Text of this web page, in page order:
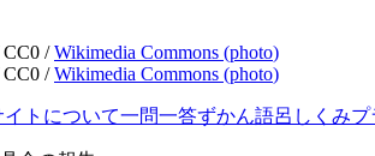
CC0 / Wikimedia Commons (photo)
CC0 / Wikimedia Commons (photo)
イトについて一問一答ずかん語呂 しくみプ